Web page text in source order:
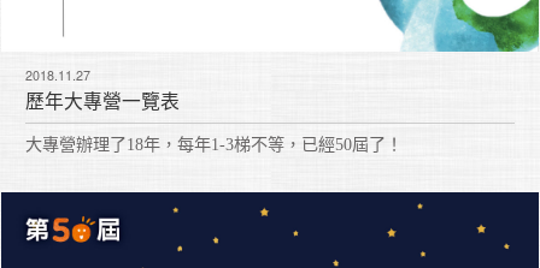
2018.11.27
歷年大專營一覽表
大專營辦理了18年，每年1-3梯不等，已經50屆了！